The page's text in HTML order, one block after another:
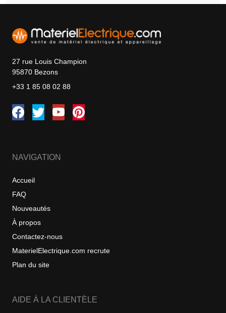
27 rue Louis Champion
95870 Bezons
+33 1 85 08 02 88
NAVIGATION
Accueil
FAQ
Nouveautés
À propos
Contactez-nous
MaterielElectrique.com recrute
Plan du site
AIDE À LA CLIENTÈLE